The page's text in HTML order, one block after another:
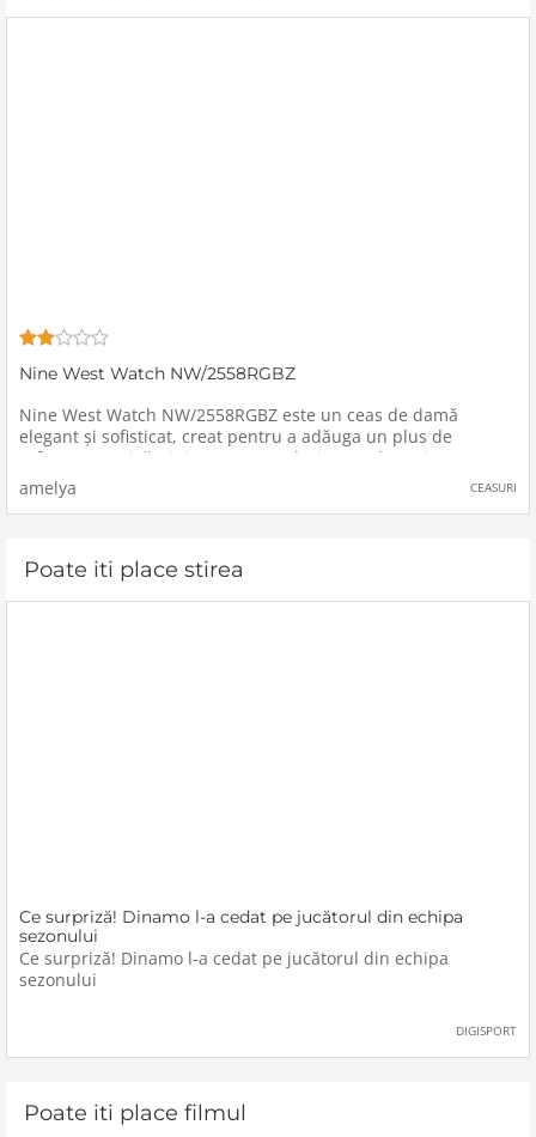
Nine West Watch NW/2558RGBZ
Nine West Watch NW/2558RGBZ este un ceas de damă
elegant și sofisticat, creat pentru a adăuga un plus de
rafinament oricărei ținute. Cu un design modern și
funcționalități de înaltă calitate, acest ceas este alegerea
perfectă pentru
amelya CEASURI
Poate iti place stirea
Ce surpriză! Dinamo l-a cedat pe jucătorul din echipa
sezonului
Ce surpriză! Dinamo l-a cedat pe jucătorul din echipa
sezonului
DIGISPORT
Poate iti place filmul